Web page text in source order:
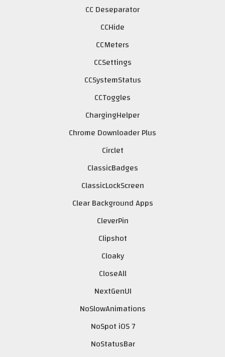
CC Deseparator
CCHide
CCMeters
CCSettings
CCSystemStatus
CCToggles
ChargingHelper
Chrome Downloader Plus
Circlet
ClassicBadges
ClassicLockScreen
Clear Background Apps
CleverPin
Clipshot
Cloaky
CloseAll
NextGenUI
NoSlowAnimations
NoSpot iOS 7
NoStatusBar